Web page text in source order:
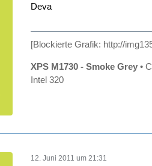
Deva
[Blockierte Grafik: http://
XPS M1730 - Smoke Grey •
Intel 320
12. Juni 2011 um 21:31